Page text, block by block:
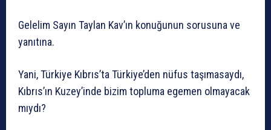
Gelelim Sayın Taylan Kav’ın konuğunun sorusuna ve
yanıtına.
Yani, Türkiye Kıbrıs’ta Türkiye’den nüfus taşımasaydı,
Kıbrıs’ın Kuzey’inde bizim topluma egemen olmayacak
mıydı?